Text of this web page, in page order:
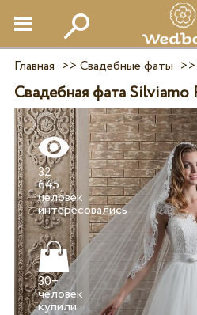
Главная >> Свадебные фаты >>
Свадебная фата Silviamo
32
645
человек
интересовались
30+
человек